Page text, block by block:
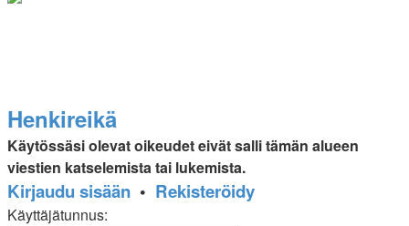
Henkireikä
Käytössäsi olevat oikeudet eivät salli tämän alueen
viestien katselemista tai lukemista.
Kirjaudu sisään • Rekisteröidy
Käyttäjätunnus: